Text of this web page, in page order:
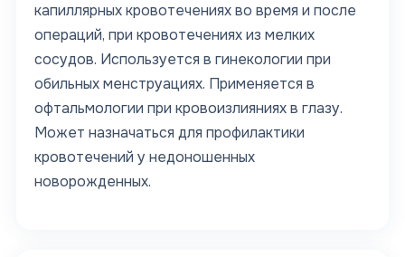
капиллярных кровотечениях во время и после
операций, при кровотечениях из мелких
сосудов. Используется в гинекологии при
обильных менструациях. Применяется в
офтальмологии при кровоизлияниях в глазу.
Может назначаться для профилактики
кровотечений у недоношенных
новорожденных.